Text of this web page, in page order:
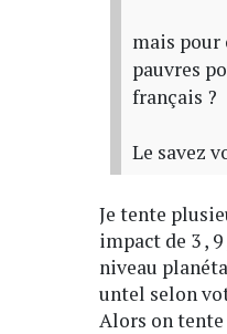
mais pour
pauvres
français ?
Le savez
Je tente
impact de 3 ,
niveau
untel selon
Alors on